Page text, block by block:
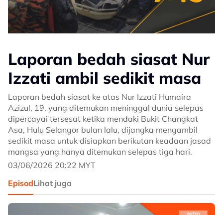
Laporan bedah siasat Nur
Izzati ambil sedikit masa
Laporan bedah siasat ke atas Nur Izzati Humaira
Azizul, 19, yang ditemukan meninggal dunia selepas
dipercayai tersesat ketika mendaki Bukit Changkat
Asa, Hulu Selangor bulan lalu, dijangka mengambil
sedikit masa untuk disiapkan berikutan keadaan jasad
mangsa yang hanya ditemukan selepas tiga hari.
03/06/2026 20:22 MYT
EpisodLihat juga